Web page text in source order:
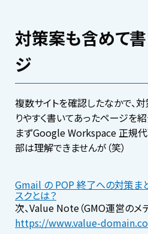
対策案も含めて
ジ
複数サイトを確認したなかで、
りやすく書いてあったページを紹
まずGoogle Workspace 正規代
部は理解できませんが（笑）
Gmail の POP 終了への対策ま
スクとは？
次、Value Note（GMO運営のメ
https://www.value-